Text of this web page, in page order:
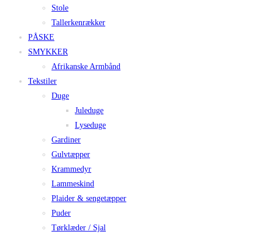
Stole
Tallerkenrækker
PÅSKE
SMYKKER
Afrikanske Armbånd
Tekstiler
Duge
Juleduge
Lyseduge
Gardiner
Gulvtæpper
Krammedyr
Lammeskind
Plaider & sengetæpper
Puder
Tørklæder / Sjal